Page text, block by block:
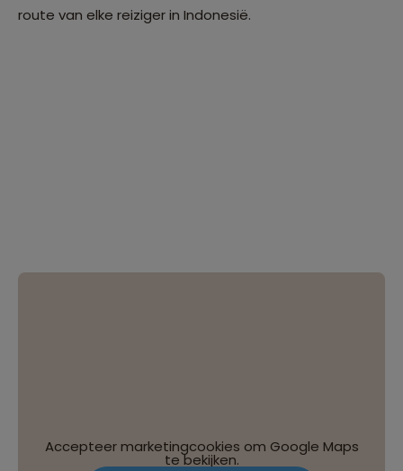
route van elke reiziger in Indonesië.
Accepteer marketingcookies om Google Maps
te bekijken.